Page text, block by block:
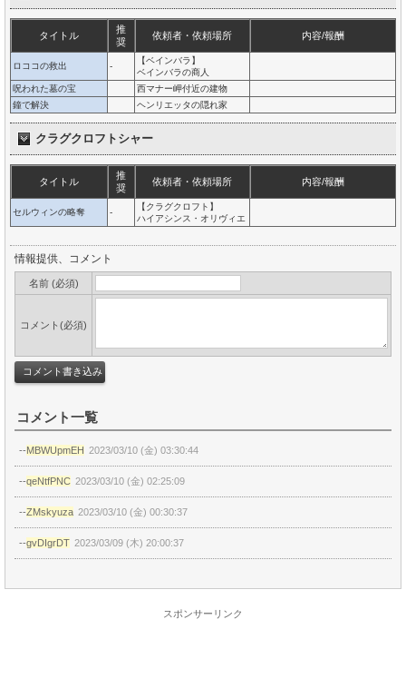
タイトル
推
奨
依頼者・依頼場所 内容/報酬
ロココの救出 -
【ベインバラ】
ベインバラの商人
呪われた墓の宝
西マナー岬付近の建物
鐘で解決
ヘンリエッタの隠れ家
クラグクロフトシャー
タイトル
推
奨
依頼者・依頼場所 内容/報酬
セルウィンの略奪 -
【クラグクロフト】
ハイアシンス・オリヴィエ
情報提供、コメント
名前 (必須)
コメント(必須)
コメント一覧
--MBWUpmEH 2023/03/10 (金) 03:30:44
--qeNtfPNC 2023/03/10 (金) 02:25:09
--ZMskyuza 2023/03/10 (金) 00:30:37
--gvDIgrDT 2023/03/09 (木) 20:00:37
スポンサーリンク